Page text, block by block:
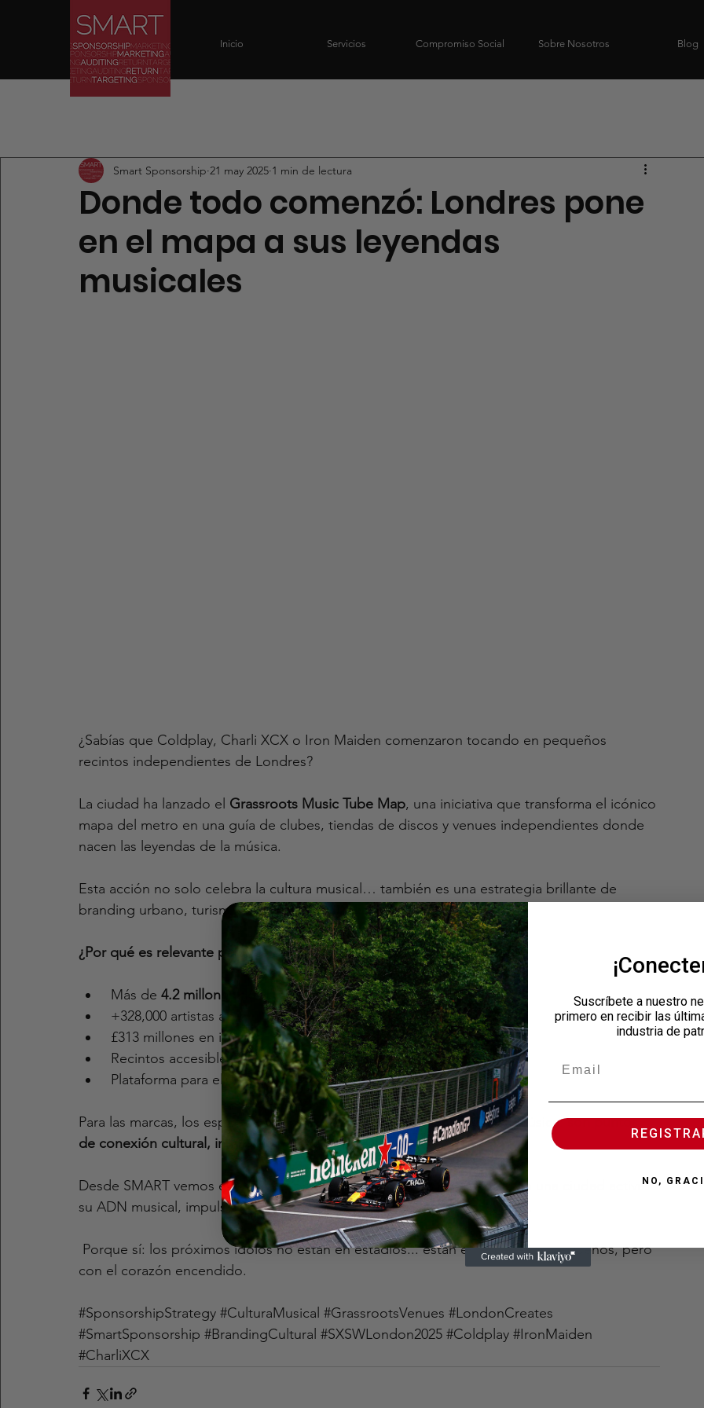
Inicio Servicios Compromiso Social Sobre Nosotros Blog
Donde todo comenzó: Londres pone
en el mapa a sus leyendas
musicales
Smart Sponsorship 21 may 2025 1 min de lectura
¿Sabías que Coldplay, Charli XCX o Iron Maiden comenzaron tocando en pequeños
recintos independientes de Londres?
La ciudad ha lanzado el Grassroots Music Tube Map, una iniciativa que transforma el icónico
mapa del metro en una guía de clubes, tiendas de discos y venues independientes donde
nacen las leyendas de la música.
Esta acción no solo celebra la cultura musical… también es una estrategia brillante de
branding urbano, turismo y patrocinio cultural.
¿Por qué es relevante para marcas y patrocinadores?
Más de 4.2 millones de visitantes al año
+328,000 artistas apoyados
£313 millones en impacto económico
Recintos accesibles con boletos de solo £11
Plataforma para el SXSW London 2025
Para las marcas, los espacios grassroots representan mucho más que música: son puntos
de conexión cultural, innovación y emoción real.
Desde SMART vemos este movimiento como un caso de éxito de cómo una ciudad activa
su ADN musical, impulsa talento emergente y atrae a nuevas audiencias.
Porque sí: los próximos ídolos no están en estadios... están en escenarios pequeños, pero
con el corazón encendido.
#SponsorshipStrategy #CulturaMusical #GrassrootsVenues #LondonCreates
#SmartSponsorship #BrandingCultural #SXSWLondon2025 #Coldplay #IronMaiden
#CharliXCX
Suscríbete a nuestro
primero en recibir las
industria de
NO,